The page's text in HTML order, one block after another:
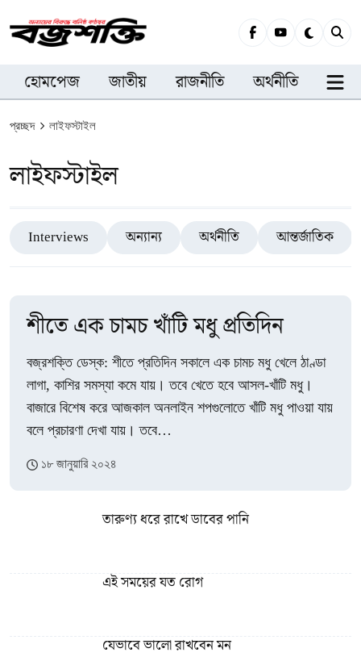
হোমপেজ জাতীয় রাজনীতি অর্থনীতি
প্রচ্ছদ লাইফস্টাইল
লাইফস্টাইল
Interviews অন্যান্য অর্থনীতি আন্তর্জাতিক
শীতে এক চামচ খাঁটি মধু প্রতিদিন
বজ্রশক্তি ডেস্ক: শীতে প্রতিদিন সকালে এক চামচ মধু খেলে ঠাণ্ডা
লাগা, কাশির সমস্যা কমে যায়। তবে খেতে হবে আসল-খাঁটি মধু।
বাজারে বিশেষ করে আজকাল অনলাইন শপগুলোতে খাঁটি মধু পাওয়া যায়
বলে প্রচারণা দেখা যায়। তবে…
১৮ জানুয়ারি ২০২৪
তারুণ্য ধরে রাখে ডাবের পানি
এই সময়ের যত রোগ
যেভাবে ভালো রাখবেন মন